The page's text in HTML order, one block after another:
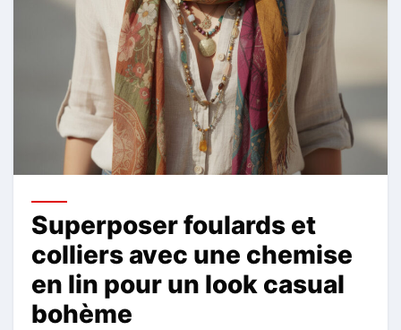
Superposer foulards et
colliers avec une chemise
en lin pour un look casual
bohème